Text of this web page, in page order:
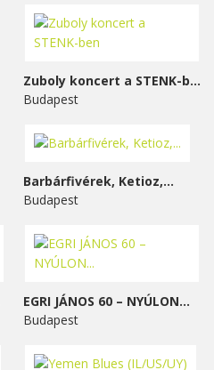
Zuboly koncert a STENK-ben
Budapest
Barbárfivérek, Ketioz,...
Budapest
EGRI JÁNOS 60 – NYÚLON...
Budapest